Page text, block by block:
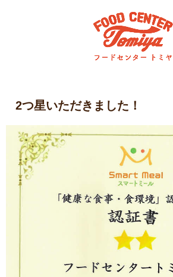
2つ星いただきました！